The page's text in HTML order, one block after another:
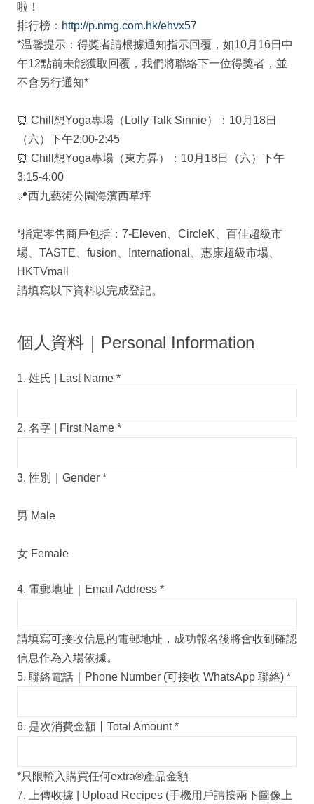
啦！
排行榜： http://p.nmg.com.hk/ehvx57
*温馨提示：得獎者請根據通知指示回覆，如10月16日中
午12點前未能獲取回覆，我們將聯絡下一位得獎者，並
不會另行通知*
⏰ Chill想Yoga專場（Lolly Talk Sinnie）：10月18日
（六）下午2:00-2:45
⏰ Chill想Yoga專場（東方昇）：10月18日（六）下午
3:15-4:00
📍西九藝術公園海濱西草坪
*指定零售商戶包括：7-Eleven、CircleK、百佳超級市
場、TASTE、fusion、International、惠康超級市場、
HKTVmall
請填寫以下資料以完成登記。
個人資料｜Personal Information
1. 姓氏 | Last Name *
2. 名字 | First Name *
3. 性別｜Gender *
男 Male
女 Female
4. 電郵地址｜Email Address *
請填寫可接收信息的電郵地址，成功報名後將會收到確認
信息作為入場依據。
5. 聯絡電話｜Phone Number (可接收 WhatsApp 聯絡) *
6. 是次消費金額丨Total Amount*
*只限輸入購買任何extra®️產品金額
7. 上傳收據 | Upload Recipes (手機用戶請按兩下圖像上